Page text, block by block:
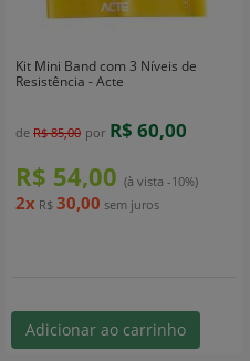
Kit Mini Band com 3 Níveis de
Resistência - Acte
de R$ 85,00 por R$ 60,00
R$ 54,00 (à vista -10%)
2x R$ 30,00 sem juros
Adicionar ao carrinho